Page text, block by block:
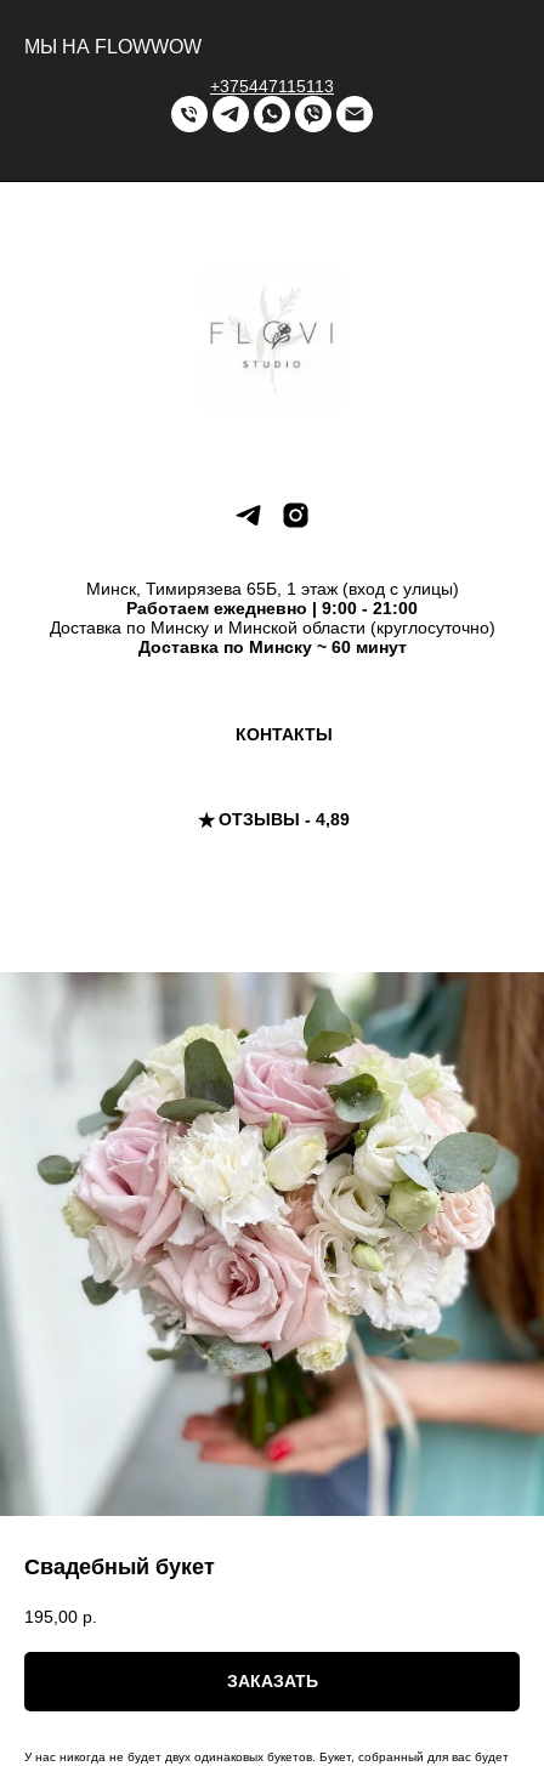
МЫ НА FLOWWOW
+375447115113
Минск, Тимирязева 65Б, 1 этаж (вход с улицы)
Работаем ежедневно | 9:00 - 21:00
Доставка по Минску и Минской области (круглосуточно)
Доставка по Минску ~ 60 минут
КОНТАКТЫ
ОТЗЫВЫ - 4,89
Свадебный букет
195,00 р.
ЗАКАЗАТЬ
У нас никогда не будет двух одинаковых букетов. Букет, собранный для вас будет